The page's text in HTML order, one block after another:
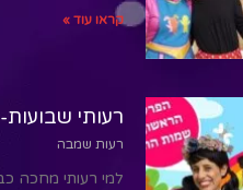
קראו עוד »
רעותי
רעות שמבה
למי רעותי מחכה